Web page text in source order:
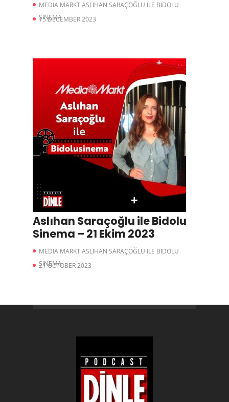
MEDIA MARKT ASLIHAN SARAÇOĞLU ILE BIDOLU
SINEMA
15 DECEMBER 2023
Aslıhan Saraçoğlu ile Bidolu
Sinema – 21 Ekim 2023
MEDIA MARKT ASLIHAN SARAÇOĞLU ILE BIDOLU
SINEMA
21 OCTOBER 2023